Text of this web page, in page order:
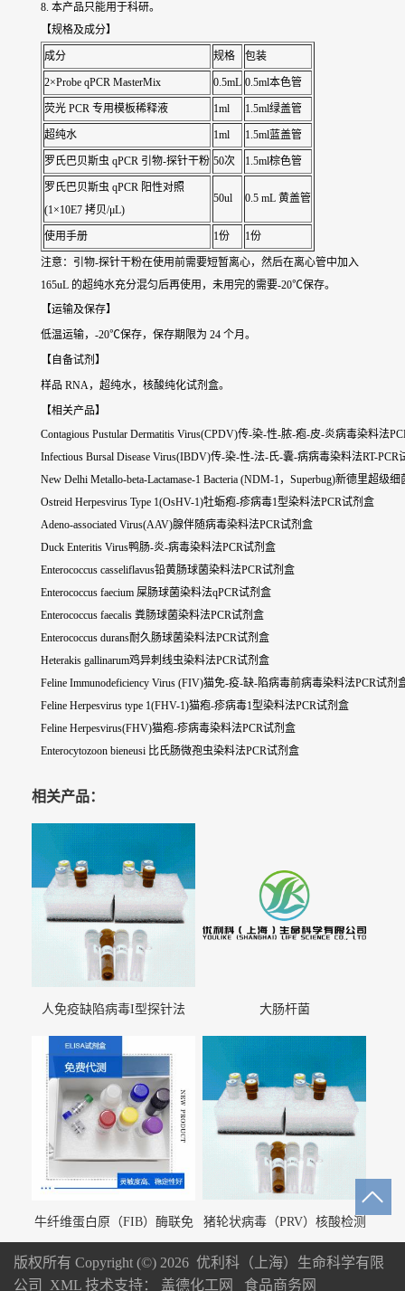
8. 本产品只能用于科研。
【规格及成分】
成分 规格 包装
2×Probe qPCR MasterMix 0.5mL 0.5ml本色管
荧光 PCR 专用模板稀释液 1ml 1.5ml绿盖管
超纯水 1ml 1.5ml蓝盖管
罗氏巴贝斯虫 qPCR 引物-探针干粉 50次 1.5ml棕色管
罗氏巴贝斯虫 qPCR 阳性对照
(1×10E7 拷贝/μL)
50ul 0.5 mL 黄盖管
使用手册 1份 1份
注意：引物-探针干粉在使用前需要短暂离心，然后在离心管中加入
165uL 的超纯水充分混匀后再使用，未用完的需要-20℃保存。
【运输及保存】
低温运输，-20℃保存，保存期限为 24 个月。
【自备试剂】
样品 RNA，超纯水，核酸纯化试剂盒。
【相关产品】
Contagious Pustular Dermatitis Virus(CPDV)传-染-性-脓-疱-皮-炎病毒染料法
Infectious Bursal Disease Virus(IBDV)传-染-性-法-氏-囊-病病毒染料法RT-PCR
New Delhi Metallo-beta-Lactamase-1 Bacteria (NDM-1，Superbug)新德里超级
Ostreid Herpesvirus Type 1(OsHV-1)牡蛎疱-疹病毒1型染料法PCR试剂盒
Adeno-associated Virus(AAV)腺伴随病毒染料法PCR试剂盒
Duck Enteritis Virus鸭肠-炎-病毒染料法PCR试剂盒
Enterococcus casseliflavus铅黄肠球菌染料法PCR试剂盒
Enterococcus faecium 屎肠球菌染料法qPCR试剂盒
Enterococcus faecalis 粪肠球菌染料法PCR试剂盒
Enterococcus durans耐久肠球菌染料法PCR试剂盒
Heterakis gallinarum鸡异刺线虫染料法PCR试剂盒
Feline Immunodeficiency Virus (FIV)猫免-疫-缺-陷病毒前病毒染料法PCR试剂
Feline Herpesvirus type 1(FHV-1)猫疱-疹病毒1型染料法PCR试剂盒
Feline Herpesvirus(FHV)猫疱-疹病毒染料法PCR试剂盒
Enterocytozoon bieneusi 比氏肠微孢虫染料法PCR试剂盒
相关产品：
人免疫缺陷病毒I型探针法
大肠杆菌
牛纤维蛋白原（FIB）酶联免
疫分析试剂盒
猪轮状病毒（PRV）核酸检测
试剂盒（荧光 PCR 法）
版权所有 Copyright (©) 2026 优利科（上海）生命科学有限
公司
XML 技术支持： 盖德化工网 食品商务网